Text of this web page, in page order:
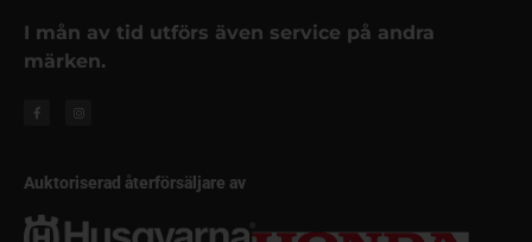
I mån av tid utförs även service på andra
märken.
Auktoriserad återförsäljare av